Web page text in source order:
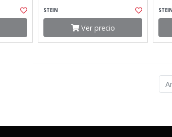
STEIN
Ver precio